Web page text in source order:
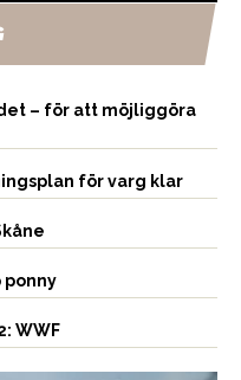
– för att möjliggöra
för varg klar
ponny
WWF